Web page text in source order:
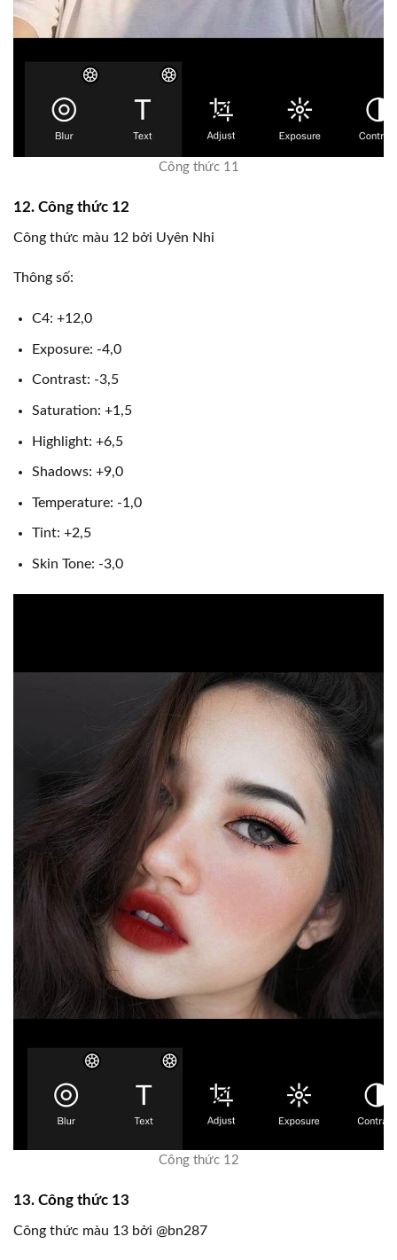
Công thức 11
12. Công thức 12
Công thức màu 12 bởi Uyên Nhi
Thông số:
C4: +12,0
Exposure: -4,0
Contrast: -3,5
Saturation: +1,5
Highlight: +6,5
Shadows: +9,0
Temperature: -1,0
Tint: +2,5
Skin Tone: -3,0
Công thức 12
13. Công thức 13
Công thức màu 13 bởi @bn287